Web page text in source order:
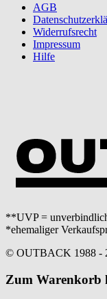
AGB
Widerrufsrecht
Impressum
Hilfe
**UVP =
*ehemaliger
© OUTBACK 1988 -
Zum Warenkorb